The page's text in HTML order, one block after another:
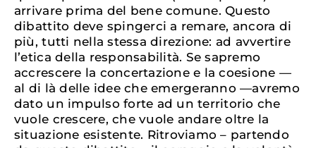
arrivare prima del bene comune. Questo
dibattito deve spingerci a remare, ancora di
più, tutti nella stessa direzione: ad avvertire
l’etica della responsabilità. Se sapremo
accrescere la concertazione e la coesione —
al di là delle idee che emergeranno —avremo
dato un impulso forte ad un territorio che
vuole crescere, che vuole andare oltre la
situazione esistente. Ritroviamo – partendo